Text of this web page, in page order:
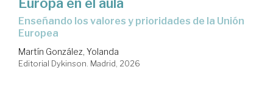
Enseñando los valores y prioridades de la Unión
Europea
Martín González, Yolanda
Editorial Dykinson. Madrid, 2026